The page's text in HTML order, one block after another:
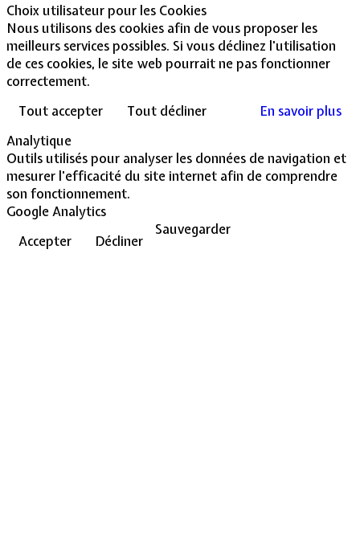
Choix utilisateur pour les Cookies
Nous utilisons des cookies afin de vous proposer les
meilleurs services possibles. Si vous déclinez l'utilisation
de ces cookies, le site web pourrait ne pas fonctionner
correctement.
Tout accepter
Tout décliner
En savoir plus
Analytique
Outils utilisés pour analyser les données de navigation et
mesurer l'efficacité du site internet afin de comprendre
son fonctionnement.
Google Analytics
Accepter
Décliner
Sauvegarder